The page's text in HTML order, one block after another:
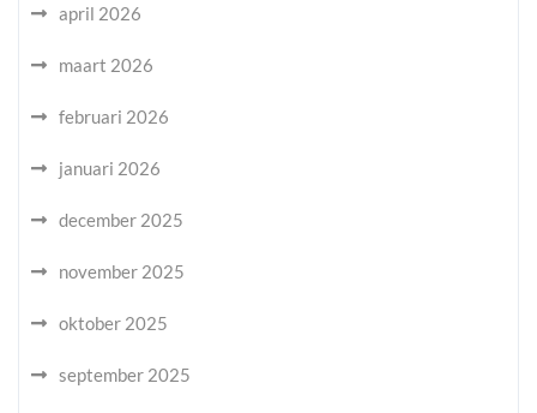
april 2026
maart 2026
februari 2026
januari 2026
december 2025
november 2025
oktober 2025
september 2025